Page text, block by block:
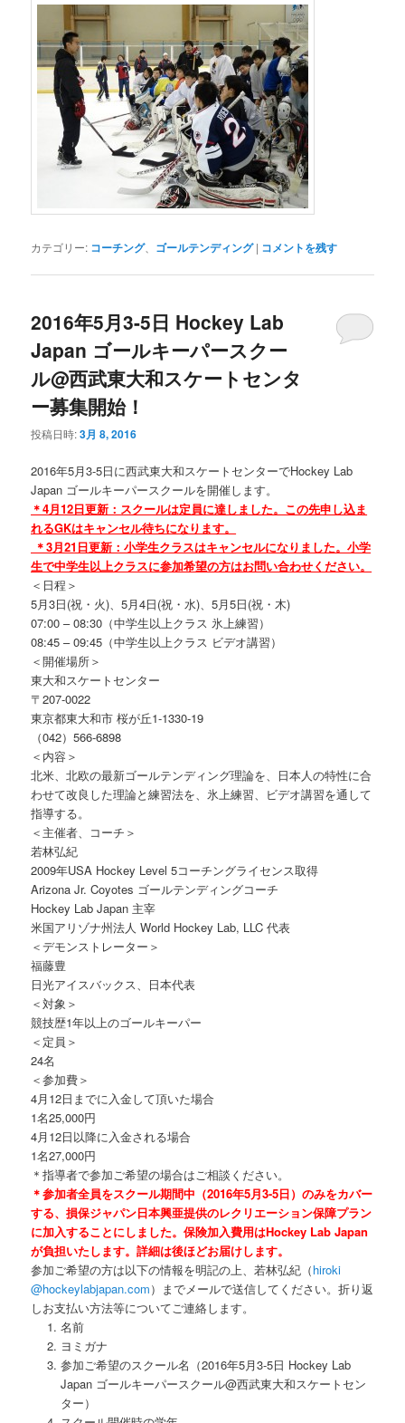
カテゴリー: コーチング、 ゴールテンディング | コメントを残す
2016年5月3-5日 Hockey Lab
Japan ゴールキーパースクー
ル@西武東大和スケートセンタ
ー募集開始！
投稿日時:3月 8, 2016
2016年5月3-5日に西武東大和スケートセンターでHockey Lab
Japan ゴールキーパースクールを開催します。
＊4月12日更新：スクールは定員に達しました。この先申し込ま
れるGKはキャンセル待ちになります。
＊3月21日更新：小学生クラスはキャンセルになりました。小学
生で中学生以上クラスに参加希望の方はお問い合わせください。
＜日程＞
5月3日(祝・火)、5月4日(祝・水)、5月5日(祝・木)
07:00 – 08:30（中学生以上クラス 氷上練習）
08:45­ – 09:45（中学生以上クラス ビデオ講習）
＜開催場所＞
東大和スケートセンター
〒207-0022
東京都東大和市 桜が丘1-1330-19
（042）566-6898
＜内容＞
北米、北欧の最新ゴールテンディング理論を、
日本人の特性に合
わせて改良した理論と練習法を、氷上練習、ビデオ講習を通して
指導する。
＜主催者、コーチ＞
若林弘紀
2009年USA Hockey Level 5コーチングライセンス取得
Arizona Jr. Coyotes ゴールテンディングコーチ
Hockey Lab Japan 主宰
米国アリゾナ州法人 World Hockey Lab, LLC 代表
＜デモンストレーター＞
福藤豊
日光アイスバックス、日本代表
＜対象＞
競技歴1年以上のゴールキーパー
＜定員＞
24名
＜参加費＞
4月12日までに入金して頂いた場合
1名25,000円
4月12日以降に入金される場合
1名27,000円
＊指導者で参加ご希望の場合はご相談ください。
＊参加者全員をスクール期間中（2016年5月3-5日）のみをカバー
する、損保ジャパン日本興亜提供のレクリエーション保障プラン
に加入することにしました。保険加入費用はHockey Lab Japan
が負担いたします。詳細は後ほどお届けします。
参加ご希望の方は以下の情報を明記の上、若林弘紀（hiroki
@hockeylabjapan.com） までメールで送信してください。折り返
しお支払い方法等についてご連絡します。
名前
ヨミガナ
参加ご希望のスクール名（2016年5月3-5日 Hockey Lab
Japan ゴールキーパースクール@西武東大和スケートセン
ター）